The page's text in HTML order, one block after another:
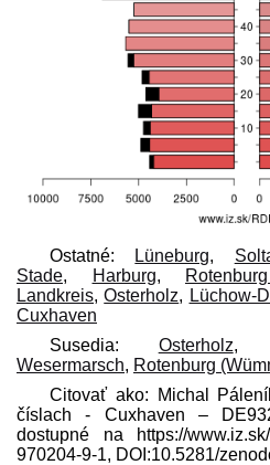
Ostatné: Lüneburg,
Stade, Harburg,
Landkreis,Osterholz, Lüchow-
Cuxhaven
Susedia: Osterholz,
Wesermarsch, Rotenburg
Citovať ako: Michal
číslach - Cuxhaven –
dostupné na https://
970204-9-1, DOI:10.5281/